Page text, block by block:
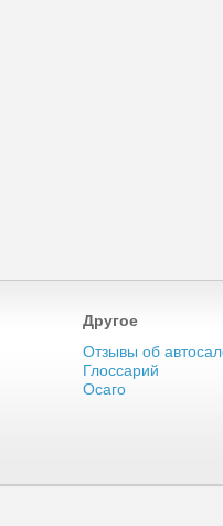
Другое
Отзывы об
Глоссарий
Осаго